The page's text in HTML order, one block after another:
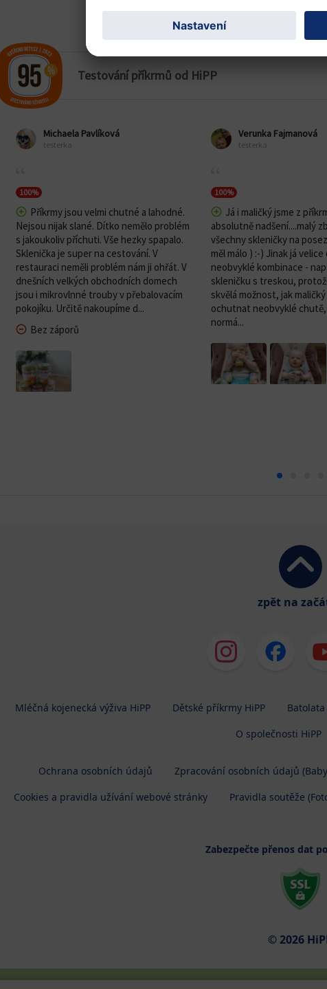
zpět na
Mléčná kojenecká výživa HiPP Dětské příkrmy HiPP Batolata
O společnosti HiPP
Ochrana osobních údajů Zpracování osobních údajů
Cookies a pravidla užívání webové stránky
Pravidla soutěže
Zabezpečte přenos dat
© 2026